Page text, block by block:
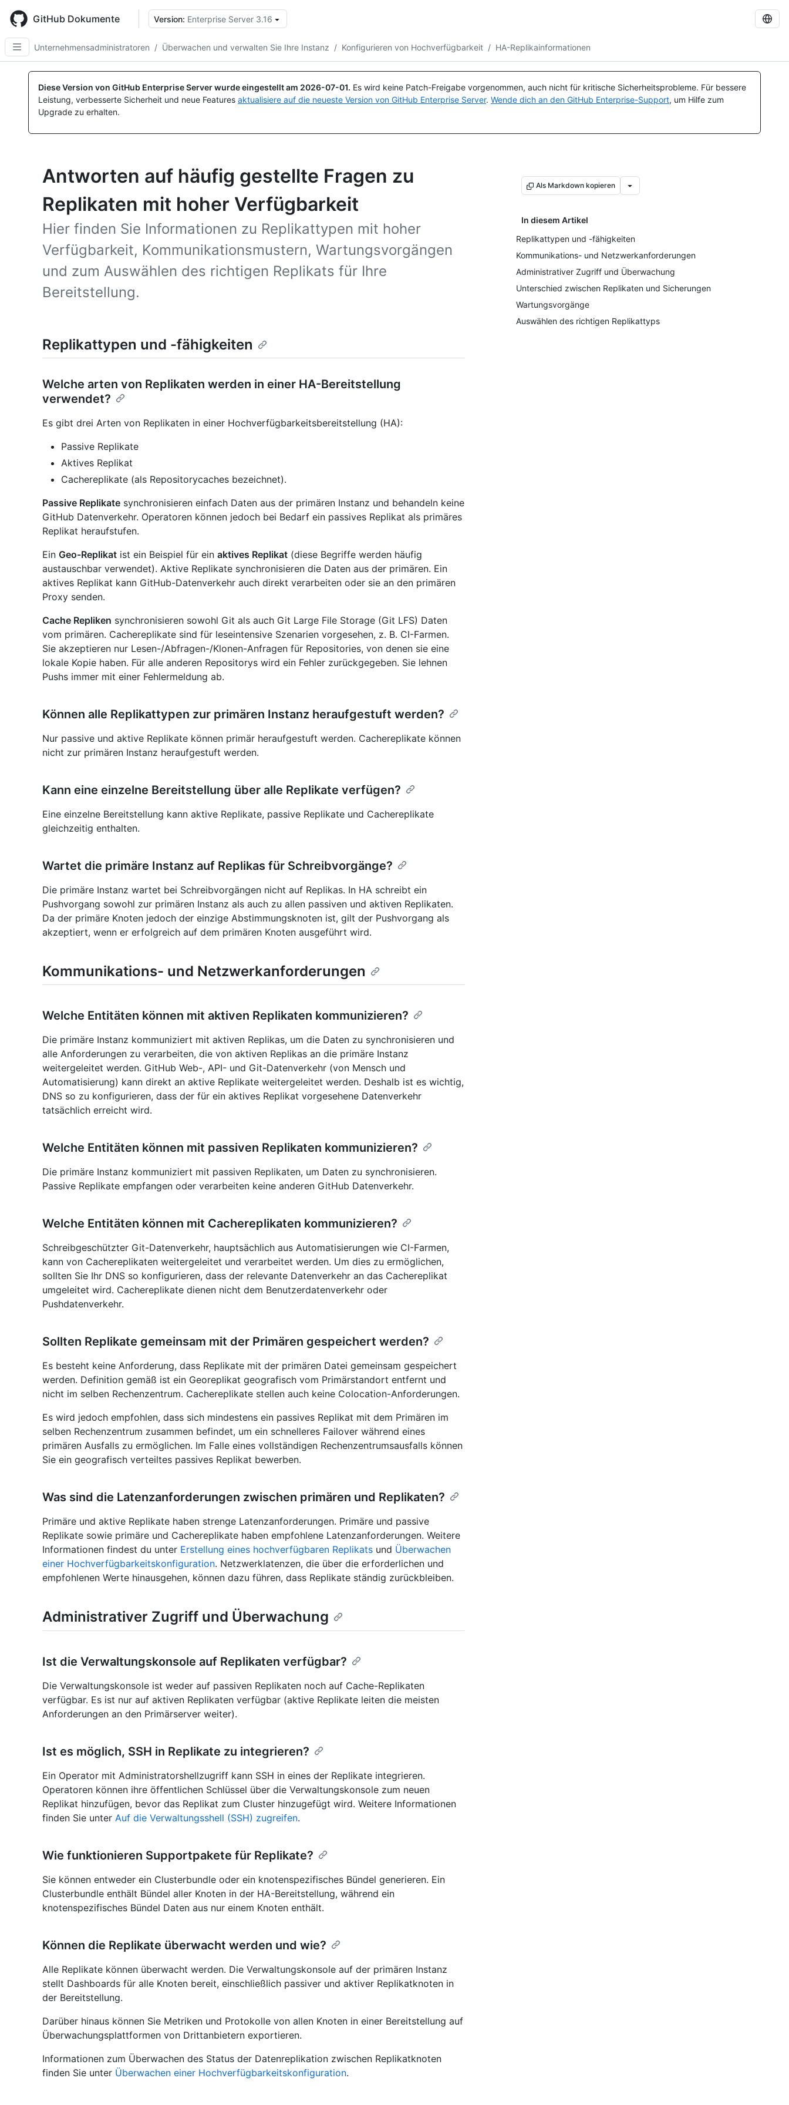
main
content
GitHub Dokumente Version: Enterprise Server 3.16
Unternehmensadministratoren / Überwachen und verwalten Sie Ihre Instanz / Konfigurieren von Hochverfügbarkeit / HA-Replikainformationen
Diese Version von GitHub Enterprise Server wurde eingestellt am 2026-07-01. Es wird keine Patch-Freigabe vorgenommen, auch nicht für kritische Sicherheitsprobleme. Für bessere
Leistung, verbesserte Sicherheit und neue Features aktualisiere auf die neueste Version von GitHub Enterprise Server. Wende dich an den GitHub Enterprise-Support, um Hilfe zum
Upgrade zu erhalten.
Antworten auf häufig gestellte Fragen zu
Replikaten mit hoher Verfügbarkeit
Hier finden Sie Informationen zu Replikattypen mit hoher
Verfügbarkeit, Kommunikationsmustern, Wartungsvorgängen
und zum Auswählen des richtigen Replikats für Ihre
Bereitstellung.
Als Markdown kopieren
In diesem Artikel
Replikattypen und -fähigkeiten
Kommunikations- und Netzwerkanforderungen
Administrativer Zugriff und Überwachung
Unterschied zwischen Replikaten und Sicherungen
Wartungsvorgänge
Auswählen des richtigen Replikattyps
Replikattypen und -fähigkeiten
Welche arten von Replikaten werden in einer HA-Bereitstellung
verwendet?
Es gibt drei Arten von Replikaten in einer Hochverfügbarkeitsbereitstellung (HA):
Passive Replikate
Aktives Replikat
Cachereplikate (als Repositorycaches bezeichnet).
Passive Replikate synchronisieren einfach Daten aus der primären Instanz und behandeln keine
GitHub Datenverkehr. Operatoren können jedoch bei Bedarf ein passives Replikat als primäres
Replikat heraufstufen.
Ein Geo-Replikat ist ein Beispiel für ein aktives Replikat (diese Begriffe werden häufig
austauschbar verwendet). Aktive Replikate synchronisieren die Daten aus der primären. Ein
aktives Replikat kann GitHub-Datenverkehr auch direkt verarbeiten oder sie an den primären
Proxy senden.
Cache Repliken synchronisieren sowohl Git als auch Git Large File Storage (Git LFS) Daten
vom primären. Cachereplikate sind für leseintensive Szenarien vorgesehen, z. B. CI-Farmen.
Sie akzeptieren nur Lesen-/Abfragen-/Klonen-Anfragen für Repositories, von denen sie eine
lokale Kopie haben. Für alle anderen Repositorys wird ein Fehler zurückgegeben. Sie lehnen
Pushs immer mit einer Fehlermeldung ab.
Können alle Replikattypen zur primären Instanz heraufgestuft werden?
Nur passive und aktive Replikate können primär heraufgestuft werden. Cachereplikate können
nicht zur primären Instanz heraufgestuft werden.
Kann eine einzelne Bereitstellung über alle Replikate verfügen?
Eine einzelne Bereitstellung kann aktive Replikate, passive Replikate und Cachereplikate
gleichzeitig enthalten.
Wartet die primäre Instanz auf Replikas für Schreibvorgänge?
Die primäre Instanz wartet bei Schreibvorgängen nicht auf Replikas. In HA schreibt ein
Pushvorgang sowohl zur primären Instanz als auch zu allen passiven und aktiven Replikaten.
Da der primäre Knoten jedoch der einzige Abstimmungsknoten ist, gilt der Pushvorgang als
akzeptiert, wenn er erfolgreich auf dem primären Knoten ausgeführt wird.
Kommunikations- und Netzwerkanforderungen
Welche Entitäten können mit aktiven Replikaten kommunizieren?
Die primäre Instanz kommuniziert mit aktiven Replikas, um die Daten zu synchronisieren und
alle Anforderungen zu verarbeiten, die von aktiven Replikas an die primäre Instanz
weitergeleitet werden. GitHub Web-, API- und Git-Datenverkehr (von Mensch und
Automatisierung) kann direkt an aktive Replikate weitergeleitet werden. Deshalb ist es wichtig,
DNS so zu konfigurieren, dass der für ein aktives Replikat vorgesehene Datenverkehr
tatsächlich erreicht wird.
Welche Entitäten können mit passiven Replikaten kommunizieren?
Die primäre Instanz kommuniziert mit passiven Replikaten, um Daten zu synchronisieren.
Passive Replikate empfangen oder verarbeiten keine anderen GitHub Datenverkehr.
Welche Entitäten können mit Cachereplikaten kommunizieren?
Schreibgeschützter Git-Datenverkehr, hauptsächlich aus Automatisierungen wie CI-Farmen,
kann von Cachereplikaten weitergeleitet und verarbeitet werden. Um dies zu ermöglichen,
sollten Sie Ihr DNS so konfigurieren, dass der relevante Datenverkehr an das Cachereplikat
umgeleitet wird. Cachereplikate dienen nicht dem Benutzerdatenverkehr oder
Pushdatenverkehr.
Sollten Replikate gemeinsam mit der Primären gespeichert werden?
Es besteht keine Anforderung, dass Replikate mit der primären Datei gemeinsam gespeichert
werden. Definition gemäß ist ein Georeplikat geografisch vom Primärstandort entfernt und
nicht im selben Rechenzentrum. Cachereplikate stellen auch keine Colocation-Anforderungen.
Es wird jedoch empfohlen, dass sich mindestens ein passives Replikat mit dem Primären im
selben Rechenzentrum zusammen befindet, um ein schnelleres Failover während eines
primären Ausfalls zu ermöglichen. Im Falle eines vollständigen Rechenzentrumsausfalls können
Sie ein geografisch verteiltes passives Replikat bewerben.
Was sind die Latenzanforderungen zwischen primären und Replikaten?
Primäre und aktive Replikate haben strenge Latenzanforderungen. Primäre und passive
Replikate sowie primäre und Cachereplikate haben empfohlene Latenzanforderungen. Weitere
Informationen findest du unter Erstellung eines hochverfügbaren Replikats und Überwachen
einer Hochverfügbarkeitskonfiguration. Netzwerklatenzen, die über die erforderlichen und
empfohlenen Werte hinausgehen, können dazu führen, dass Replikate ständig zurückbleiben.
Administrativer Zugriff und Überwachung
Ist die Verwaltungskonsole auf Replikaten verfügbar?
Die Verwaltungskonsole ist weder auf passiven Replikaten noch auf Cache-Replikaten
verfügbar. Es ist nur auf aktiven Replikaten verfügbar (aktive Replikate leiten die meisten
Anforderungen an den Primärserver weiter).
Ist es möglich, SSH in Replikate zu integrieren?
Ein Operator mit Administratorshellzugriff kann SSH in eines der Replikate integrieren.
Operatoren können ihre öffentlichen Schlüssel über die Verwaltungskonsole zum neuen
Replikat hinzufügen, bevor das Replikat zum Cluster hinzugefügt wird. Weitere Informationen
finden Sie unter Auf die Verwaltungsshell (SSH) zugreifen.
Wie funktionieren Supportpakete für Replikate?
Sie können entweder ein Clusterbundle oder ein knotenspezifisches Bündel generieren. Ein
Clusterbundle enthält Bündel aller Knoten in der HA-Bereitstellung, während ein
knotenspezifisches Bündel Daten aus nur einem Knoten enthält.
Können die Replikate überwacht werden und wie?
Alle Replikate können überwacht werden. Die Verwaltungskonsole auf der primären Instanz
stellt Dashboards für alle Knoten bereit, einschließlich passiver und aktiver Replikatknoten in
der Bereitstellung.
Darüber hinaus können Sie Metriken und Protokolle von allen Knoten in einer Bereitstellung auf
Überwachungsplattformen von Drittanbietern exportieren.
Informationen zum Überwachen des Status der Datenreplikation zwischen Replikatknoten
finden Sie unter Überwachen einer Hochverfügbarkeitskonfiguration.